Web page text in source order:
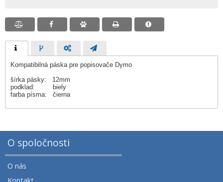
Kompatibilná páska pre popisovače Dymo
šírka pásky: 12mm
podklad: biely
farba písma: čierna
O spoločnosti
O nás